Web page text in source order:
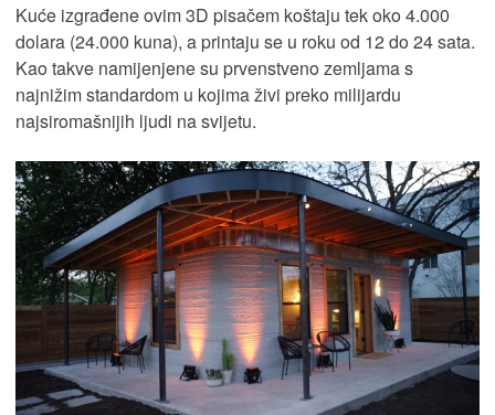
Kuće izgrađene ovim 3D pisačem koštaju tek oko 4.000
dolara (24.000 kuna), a printaju se u roku od 12 do 24 sata.
Kao takve namijenjene su prvenstveno zemljama s
najnižim standardom u kojima živi preko milijardu
najsiromašnijih ljudi na svijetu.